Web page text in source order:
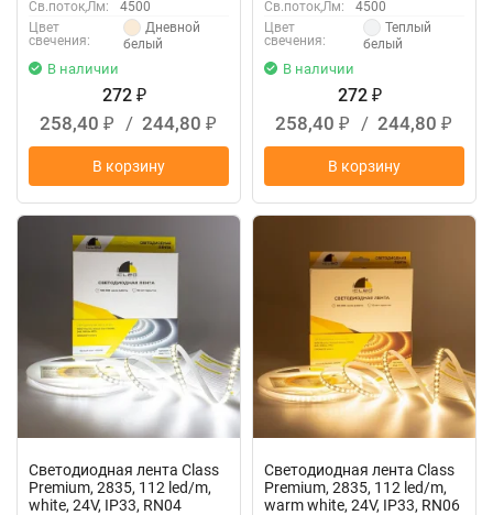
Св.поток,Лм:
4500
Цвет
свечения:
Дневной
белый
В наличии
272 ₽
258,40 ₽ / 244,80 ₽
В корзину
Св.поток,Лм:
4500
Цвет
свечения:
Теплый
белый
В наличии
272 ₽
258,40 ₽ / 244,80 ₽
В корзину
Светодиодная лента Class
Premium, 2835, 112 led/m,
white, 24V, IP33, RN04
Светодиодная лента Class
Premium, 2835, 112 led/m,
warm white, 24V, IP33, RN06